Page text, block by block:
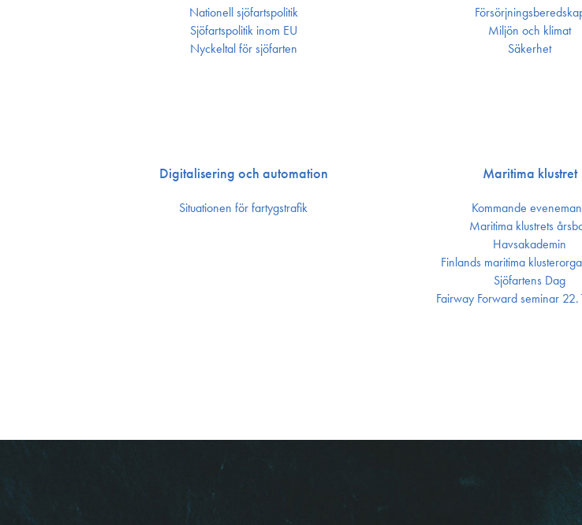
Nationell sjöfartspolitik
Sjöfarts­politik inom EU
Nyckeltal för sjöfarten
Miljön och klimat
Säkerhet
Digitalisering och automation
Situationen för fartygstrafik
Maritima klustret
Kommande
Maritima klustrets
Havsakademin
Finlands maritima
Sjöfartens Dag
Fairway Forward seminar